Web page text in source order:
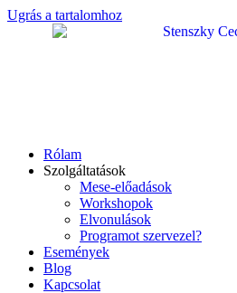
Ugrás a tartalomhoz
Rólam
Szolgáltatások
Mese-előadások
Workshopok
Elvonulások
Programot szervezel?
Események
Blog
Kapcsolat